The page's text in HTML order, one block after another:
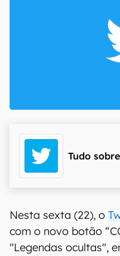
Tudo sobre
Nesta sexta (22), o
com o novo botão
"Legendas ocultas",